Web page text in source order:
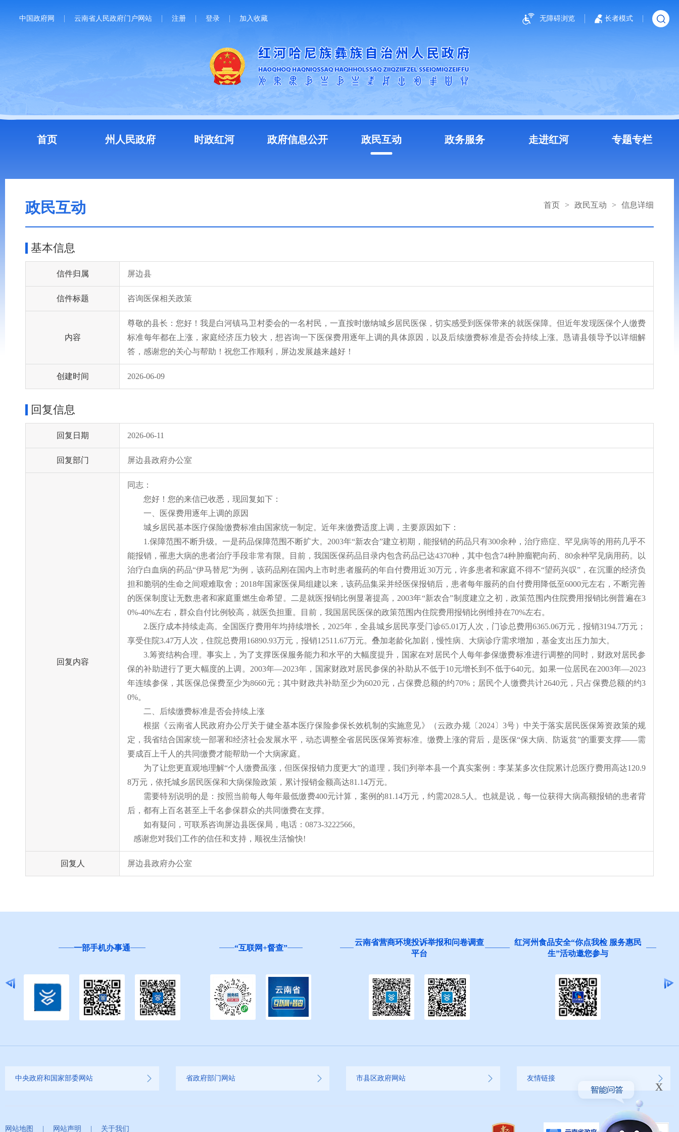
中国政府网 云南省人民政府门户网站 注册 登录 加入收藏 无障碍浏览 长者模式
首页 州人民政府 时政红河 政府信息公开 政民互动 政务服务 走进红河 专题专栏
政民互动 首页 > 政民互动 > 信息详细
基本信息
信件归属 屏边县
信件标题 咨询医保相关政策
内容
尊敬的县长：您好！我是白河镇马卫村委会的一名村民，一直按时缴纳城乡居民医保，切实感受到医保带来的就医保障。但近年发现医保个人缴费
标准每年都在上涨，家庭经济压力较大，想咨询一下医保费用逐年上调的具体原因，以及后续缴费标准是否会持续上涨。恳请县领导予以详细解
答，感谢您的关心与帮助！祝您工作顺利，屏边发展越来越好！
创建时间 2026-06-09
回复信息
回复日期 2026-06-11
回复部门 屏边县政府办公室
回复内容
同志：
您好！您的来信已收悉，现回复如下：
一、医保费用逐年上调的原因
城乡居民基本医疗保险缴费标准由国家统一制定。近年来缴费适度上调，主要原因如下：
1.保障范围不断升级。一是药品保障范围不断扩大。2003年“新农合”建立初期，能报销的药品只有300余种，治疗癌症、罕见病等的用药几乎不
能报销，罹患大病的患者治疗手段非常有限。目前，我国医保药品目录内包含药品已达4370种，其中包含74种肿瘤靶向药、80余种罕见病用药。以
治疗白血病的药品“伊马替尼”为例，该药品刚在国内上市时患者服药的年自付费用近30万元，许多患者和家庭不得不“望药兴叹”，在沉重的经济负
担和脆弱的生命之间艰难取舍；2018年国家医保局组建以来，该药品集采并经医保报销后，患者每年服药的自付费用降低至6000元左右，不断完善
的医保制度让无数患者和家庭重燃生命希望。二是就医报销比例显著提高，2003年“新农合”制度建立之初，政策范围内住院费用报销比例普遍在3
0%-40%左右，群众自付比例较高，就医负担重。目前，我国居民医保的政策范围内住院费用报销比例维持在70%左右。
2.医疗成本持续走高。全国医疗费用年均持续增长，2025年，全县城乡居民享受门诊65.01万人次，门诊总费用6365.06万元，报销3194.7万元；
享受住院3.47万人次，住院总费用16890.93万元，报销12511.67万元。叠加老龄化加剧，慢性病、大病诊疗需求增加，基金支出压力加大。
3.筹资结构合理。事实上，为了支撑医保服务能力和水平的大幅度提升，国家在对居民个人每年参保缴费标准进行调整的同时，财政对居民参
保的补助进行了更大幅度的上调。2003年—2023年，国家财政对居民参保的补助从不低于10元增长到不低于640元。如果一位居民在2003年—2023
年连续参保，其医保总保费至少为8660元；其中财政共补助至少为6020元，占保费总额的约70%；居民个人缴费共计2640元，只占保费总额的约3
0%。
二、后续缴费标准是否会持续上涨
根据《云南省人民政府办公厅关于健全基本医疗保险参保长效机制的实施意见》（云政办规〔 2024〕3号）中关于落实居民医保筹资政策的规
定，我省结合国家统一部署和经济社会发展水平，动态调整全省居民医保筹资标准。缴费上涨的背后，是医保“保大病、防返贫”的重要支撑——需
要成百上千人的共同缴费才能帮助一个大病家庭。
为了让您更直观地理解“个人缴费虽涨，但医保报销力度更大”的道理，我们列举本县一个真实案例：李某某多次住院累计总医疗费用高达120.9
8万元 ， 依托城乡居民医保和大病保险政策，累计报销金额高达81.14万元。
需要特别说明的是：按照当前每人每年最低缴费400元计算，案例的81.14万元，约需2028.5人。也就是说，每一位获得大病高额报销的患者背
后，都有上百名甚至上千名参保群众的共同缴费在支撑。
如有疑问，可联系咨询屏边县医保局，电话： 0873-3222566。
感谢您对我们工作的信任和支持 ，顺祝生活愉快!
回复人 屏边县政府办公室
一部手机办事通 “互联网+督查”
云南省营商环境投诉举报和问卷调查
平台
红河州食品安全“你点我检 服务惠民
生”活动邀您参与
中央政府和国家部委网站 省政府部门网站 市县区政府网站 友情链接
网站地图 | 网站声明 | 关于我们
x